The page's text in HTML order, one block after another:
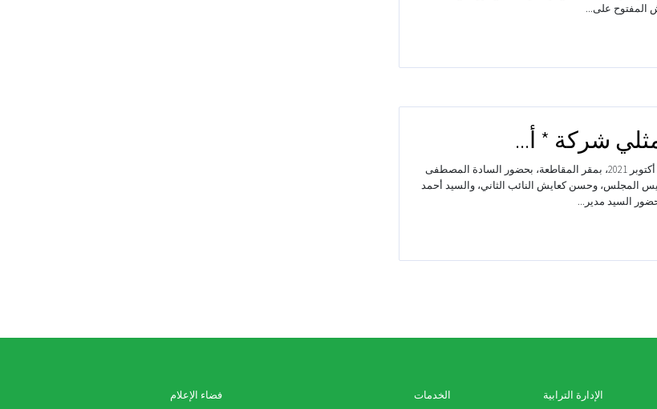
المفتوح على...
شركة * أ...
عقد اجتماع يومه الجمعة 15 أكتوبر 2021، بمقر المقاطعة، بحضور السادة المصطفى
المجلس، وحسن كعايش النائب الثاني، والسيد أحمد
السيد مدير...
الإدارة الترابية الخدمات فضاء الإعلام